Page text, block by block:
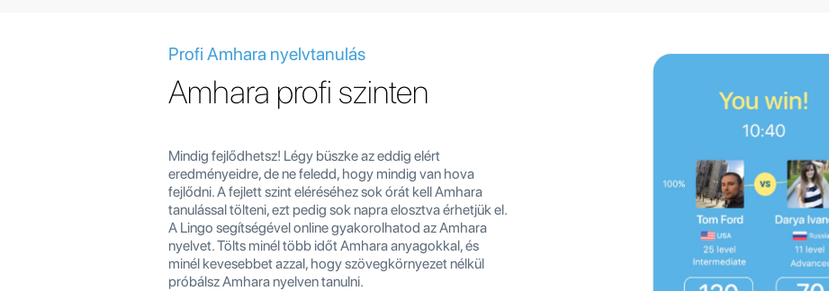
Profi Amhara nyelvtanulás
Amhara profi szinten
Mindig fejlődhetsz! Légy büszke az eddig elért
eredményeidre, de ne feledd, hogy mindig van hova
fejlődni. A fejlett szint eléréséhez sok órát kell Amhara
tanulással tölteni, ezt pedig sok napra elosztva érhetjük el.
A Lingo segítségével online gyakorolhatod az Amhara
nyelvet. Tölts minél több időt Amhara anyagokkal, és
minél kevesebbet azzal, hogy szövegkörnyezet nélkül
próbálsz Amhara nyelven tanulni.